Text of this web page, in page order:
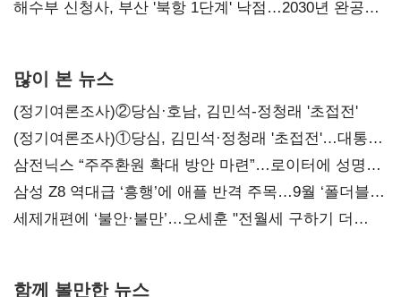
강화"
해수부 신청사, 부산 '북항 1단계' 낙점…2030년 완공
많이 본 뉴스
(정기여론조사)②당심·호남, 김민석-정청래 '초접전'
(정기여론조사)①당심, 김민석·정청래 '초접전'…대통령
지지도 '50% 아래로'(종합)
삼전닉스 “주주환원 확대 방안 마련”…로이터에 성명
보내
삼성 Z8 역대급 ‘흥행’에 애플 반격 주목…9월 ‘폴더블
대전’
세제개편에 ‘불안·불만’…오세훈 "전월세 구하기 더
함께 볼만한 뉴스